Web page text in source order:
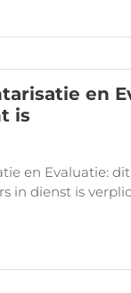
en
is
en Evaluatie:
in dienst is